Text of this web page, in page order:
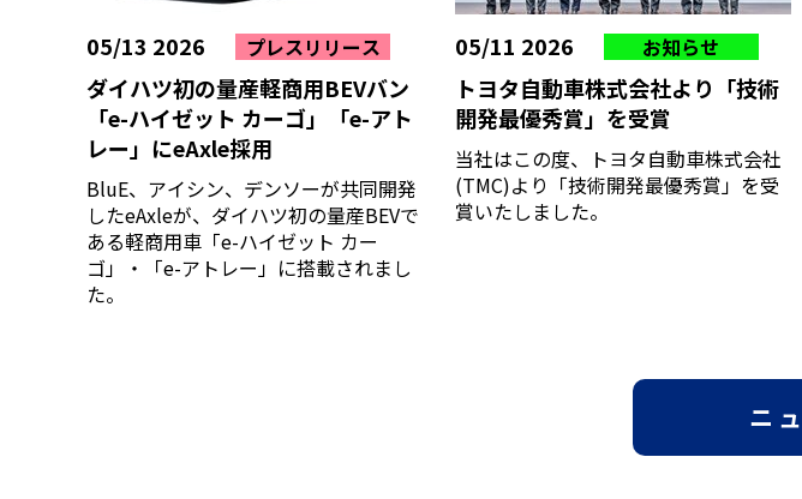
05/13 2026 プレスリリース
ダイハツ初の量産軽商用BEVバン
「e-ハイゼット カーゴ」「e-アト
レー」にeAxle採用
BluE、アイシン、デンソーが共同開発
したeAxleが、ダイハツ初の量産BEVで
ある軽商用車「e-ハイゼット カー
ゴ」・「e-アトレー」に搭載されまし
た。
05/11 2026 お知らせ
トヨタ自動車株式会社より「技術
開発最優秀賞」を受賞
当社はこの度、トヨタ自動車株式会社
(TMC)より「技術開発最優秀賞」を受
賞いたしました。
ニ